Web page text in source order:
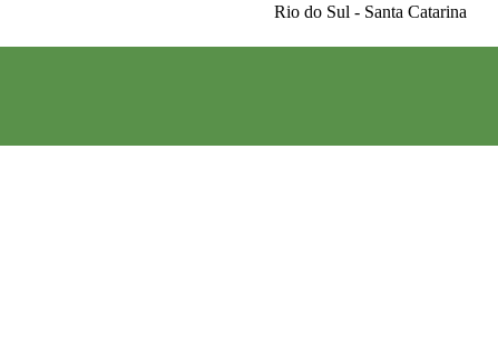
Rio do Sul - Santa Catarina